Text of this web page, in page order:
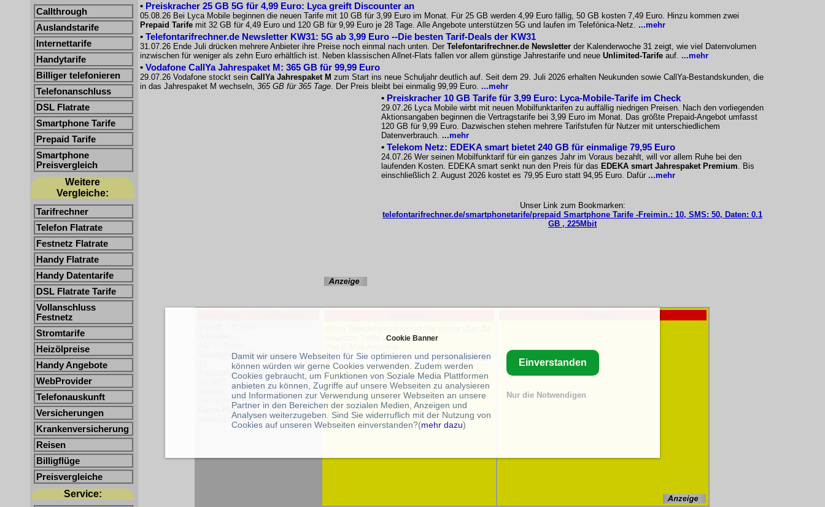
Callthrough
Auslandstarife
Internettarife
Handytarife
Billiger telefonieren
Telefonanschluss
DSL Flatrate
Smartphone Tarife
Prepaid Tarife
Smartphone
Preisvergleich
Weitere
Vergleiche:
Tarifrechner
Telefon Flatrate
Festnetz Flatrate
Handy Flatrate
Handy Datentarife
DSL Flatrate Tarife
Vollanschluss
Festnetz
Stromtarife
Heizölpreise
Handy Angebote
WebProvider
Telefonauskunft
Versicherungen
Krankenversicherung
Reisen
Billigflüge
Preisvergleiche
Service:
• Preiskracher 25 GB 5G für 4,99 Euro: Lyca greift Discounter an
05.08.26 Bei Lyca Mobile beginnen die neuen Tarife mit 10 GB für 3,99 Euro im Monat. Für 25 GB werden 4,99 Euro fällig, 50 GB kosten 7,49 Euro. Hinzu kommen zwei
Prepaid Tarife mit 32 GB für 4,49 Euro und 120 GB für 9,99 Euro je 28 Tage. Alle Angebote unterstützen 5G und laufen im Telefónica-Netz. ...mehr
• Telefontarifrechner.de Newsletter KW31: 5G ab 3,99 Euro --Die besten Tarif-Deals der KW31
31.07.26 Ende Juli drücken mehrere Anbieter ihre Preise noch einmal nach unten. Der Telefontarifrechner.de Newsletter der Kalenderwoche 31 zeigt, wie viel Datenvolumen
inzwischen für weniger als zehn Euro erhältlich ist. Neben klassischen Allnet-Flats fallen vor allem günstige Jahrestarife und neue Unlimited-Tarife auf. ...mehr
• Vodafone CallYa Jahrespaket M: 365 GB für 99,99 Euro
29.07.26 Vodafone stockt sein CallYa Jahrespaket M zum Start ins neue Schuljahr deutlich auf. Seit dem 29. Juli 2026 erhalten Neukunden sowie CallYa-Bestandskunden, die
in das Jahrespaket M wechseln, 365 GB für 365 Tage. Der Preis bleibt bei einmalig 99,99 Euro. ...mehr
• Preiskracher 10 GB Tarife für 3,99 Euro: Lyca-Mobile-Tarife im Check
29.07.26 Lyca Mobile wirbt mit neuen Mobilfunktarifen zu auffällig niedrigen Preisen. Nach den vorliegenden
Aktionsangaben beginnen die Vertragstarife bei 3,99 Euro im Monat. Das größte Prepaid-Angebot umfasst
120 GB für 9,99 Euro. Dazwischen stehen mehrere Tarifstufen für Nutzer mit unterschiedlichem
Datenverbrauch. ...mehr
• Telekom Netz: EDEKA smart bietet 240 GB für einmalige 79,95 Euro
24.07.26 Wer seinen Mobilfunktarif für ein ganzes Jahr im Voraus bezahlt, will vor allem Ruhe bei den
laufenden Kosten. EDEKA smart senkt nun den Preis für das EDEKA smart Jahrespaket Premium. Bis
einschließlich 2. August 2026 kostet es 79,95 Euro statt 94,95 Euro. Dafür ...mehr
Unser Link zum Bookmarken:
telefontarifrechner.de/smartphonetarife/prepaid Smartphone Tarife -Freimin.: 10, SMS: 50, Daten: 0.1
GB , 225Mbit
Smartphone Minuten:
Smartphone SMS:
mindestens 225 Mbit/s
Daten-Flat:
mindestens 0.1 GB
neuesten Tarife und Nachrichten.
Unser letzter Newsletter
Cookie Banner
Damit wir unsere Webseiten für Sie optimieren und personalisieren
können würden wir gerne Cookies verwenden. Zudem werden
Cookies gebraucht, um Funktionen von Soziale Media Plattformen
anbieten zu können, Zugriffe auf unsere Webseiten zu analysieren
und Informationen zur Verwendung unserer Webseiten an unsere
Partner in den Bereichen der sozialen Medien, Anzeigen und
Analysen weiterzugeben. Sind Sie widerruflich mit der Nutzung von
Cookies auf unseren Webseiten einverstanden?(mehr dazu)
Einverstanden
Nur die Notwendigen